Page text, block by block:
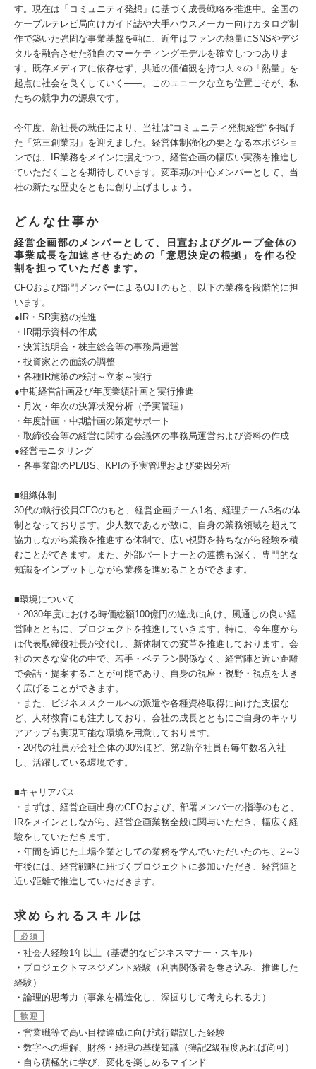
す。現在は「コミュニティ発想」に基づく成長戦略を推進中。全国の
ケーブルテレビ局向けガイド誌や大手ハウスメーカー向けカタログ制
作で築いた強固な事業基盤を軸に、近年はファンの熱量にSNSやデジ
タルを融合させた独自のマーケティングモデルを確立しつつありま
す。既存メディアに依存せず、共通の価値観を持つ人々の「熱量」を
起点に社会を良くしていく――。このユニークな立ち位置こそが、私
たちの競争力の源泉です。
今年度、新社長の就任により、当社は“コミュニティ発想経営”を掲げ
た「第三創業期」を迎えました。経営体制強化の要となる本ポジショ
ンでは、IR業務をメインに据えつつ、経営企画の幅広い実務を推進し
ていただくことを期待しています。変革期の中心メンバーとして、当
社の新たな歴史をともに創り上げましょう。
どんな仕事か
経営企画部のメンバーとして、日宣およびグループ全体の
事業成長を加速させるための「意思決定の根拠」を作る役
割を担っていただきます。
CFOおよび部門メンバーによるOJTのもと、以下の業務を段階的に担
います。
●IR・SR実務の推進
・IR開示資料の作成
・決算説明会・株主総会等の事務局運営
・投資家との面談の調整
・各種IR施策の検討～立案～実行
●中期経営計画及び年度業績計画と実行推進
・月次・年次の決算状況分析（予実管理）
・年度計画・中期計画の策定サポート
・取締役会等の経営に関する会議体の事務局運営および資料の作成
●経営モニタリング
・各事業部のPL/BS、KPIの予実管理および要因分析
■組織体制
30代の執行役員CFOのもと、経営企画チーム1名、経理チーム3名の体
制となっております。少人数であるが故に、自身の業務領域を超えて
協力しながら業務を推進する体制で、広い視野を持ちながら経験を積
むことができます。また、外部パートナーとの連携も深く、専門的な
知識をインプットしながら業務を進めることができます。
■環境について
・2030年度における時価総額100億円の達成に向け、風通しの良い経
営陣とともに、プロジェクトを推進していきます。特に、今年度から
は代表取締役社長が交代し、新体制での変革を推進しております。会
社の大きな変化の中で、若手・ベテラン関係なく、経営陣と近い距離
で会話・提案することが可能であり、自身の視座・視野・視点を大き
く広げることができます。
・また、ビジネススクールへの派遣や各種資格取得に向けた支援な
ど、人材教育にも注力しており、会社の成長とともにご自身のキャリ
アアップも実現可能な環境を用意しております。
・20代の社員が会社全体の30%ほど、第2新卒社員も毎年数名入社
し、活躍している環境です。
■キャリアパス
・まずは、経営企画出身のCFOおよび、部署メンバーの指導のもと、
IRをメインとしながら、経営企画業務全般に関与いただき、幅広く経
験をしていただきます。
・年間を通じた上場企業としての業務を学んでいただいたのち、2～3
年後には、経営戦略に紐づくプロジェクトに参加いただき、経営陣と
近い距離で推進していただきます。
求められるスキルは
必須
・社会人経験1年以上（基礎的なビジネスマナー・スキル）
・プロジェクトマネジメント経験（利害関係者を巻き込み、推進した
経験）
・論理的思考力（事象を構造化し、深掘りして考えられる力）
歓迎
・営業職等で高い目標達成に向け試行錯誤した経験
・数字への理解、財務・経理の基礎知識（簿記2級程度あれば尚可）
・自ら積極的に学び、変化を楽しめるマインド